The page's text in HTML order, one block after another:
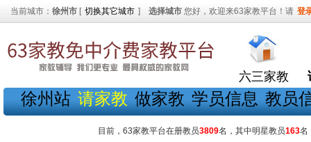
当前城市： 徐州市 [ 切换其它城市 ] 选择城市 您好，欢迎来63家教平台！请 登
六三家教
徐州站 请家教 做家教 学员信息 教员
目前，63家教平台在册教员3809名，其中明星教员163名